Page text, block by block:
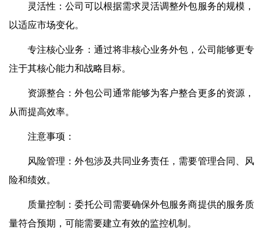
灵活性：公司可以根据需求灵活调整外包服务的规模，
以适应市场变化。
专注核心业务：通过将非核心业务外包，公司能够更专
注于其核心能力和战略目标。
资源整合：外包公司通常能够为客户整合更多的资源，
从而提高效率。
注意事项：
风险管理：外包涉及共同业务责任，需要管理合同、风
险和绩效。
质量控制：委托公司需要确保外包服务商提供的服务质
量符合预期，可能需要建立有效的监控机制。